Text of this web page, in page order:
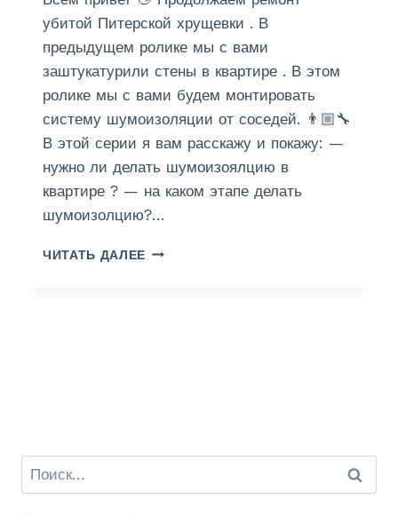
Б
О
И
И
П
С
К
А
Т
К
А
Р
О
Н
А
убитой Питерской хрущевки . В
предыдущем ролике мы с вами
заштукатурили стены в квартире . В этом
ролике мы с вами будем монтировать
систему шумоизоляции от соседей. 👨🏼‍🔧
В этой серии я вам расскажу и покажу: —
нужно ли делать шумоизоялцию в
квартире ? — на каком этапе делать
шумоизолцию?…
ЧИТАТЬ ДАЛЕЕ И
Ш
М
Найти: